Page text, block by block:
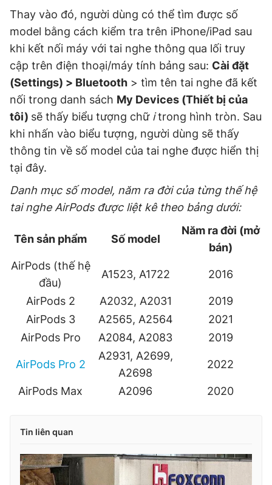
Thay vào đó, người dùng có thể tìm được số
model bằng cách kiểm tra trên iPhone/iPad sau
khi kết nối máy với tai nghe thông qua lối truy
cập trên điện thoại/máy tính bảng sau: Cài đặt
(Settings) > Bluetooth > tìm tên tai nghe đã kết
nối trong danh sách My Devices (Thiết bị của
tôi) sẽ thấy biểu tượng chữ itrong hình tròn. Sau
khi nhấn vào biểu tượng, người dùng sẽ thấy
thông tin về số model của tai nghe được hiển thị
tại đây.
Danh mục số model, năm ra đời của từng thế hệ
tai nghe AirPods được liệt kê theo bảng dưới:
Tên sản phẩm Số model
Năm ra đời (mở
bán)
AirPods (thế hệ
đầu)
A1523, A1722 2016
AirPods 2 A2032, A2031
2019
AirPods 3
A2565, A2564
2021
AirPods Pro
A2084, A2083 2019
AirPods Pro 2
A2931, A2699,
A2698
2022
AirPods Max A2096 2020
Tin liên quan